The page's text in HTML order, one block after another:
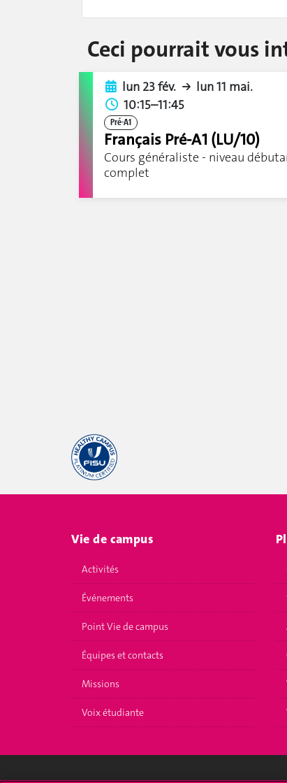
Ceci pourrait vous
lun 23 fév.
lun 11 mai.
10:15–11:45
Pré-A1
Français Pré-A1 (LU/10)
Cours généraliste - niveau
complet
Vie de campus
Activités
Événements
Point Vie de campus
Équipes et contacts
Missions
Voix étudiante